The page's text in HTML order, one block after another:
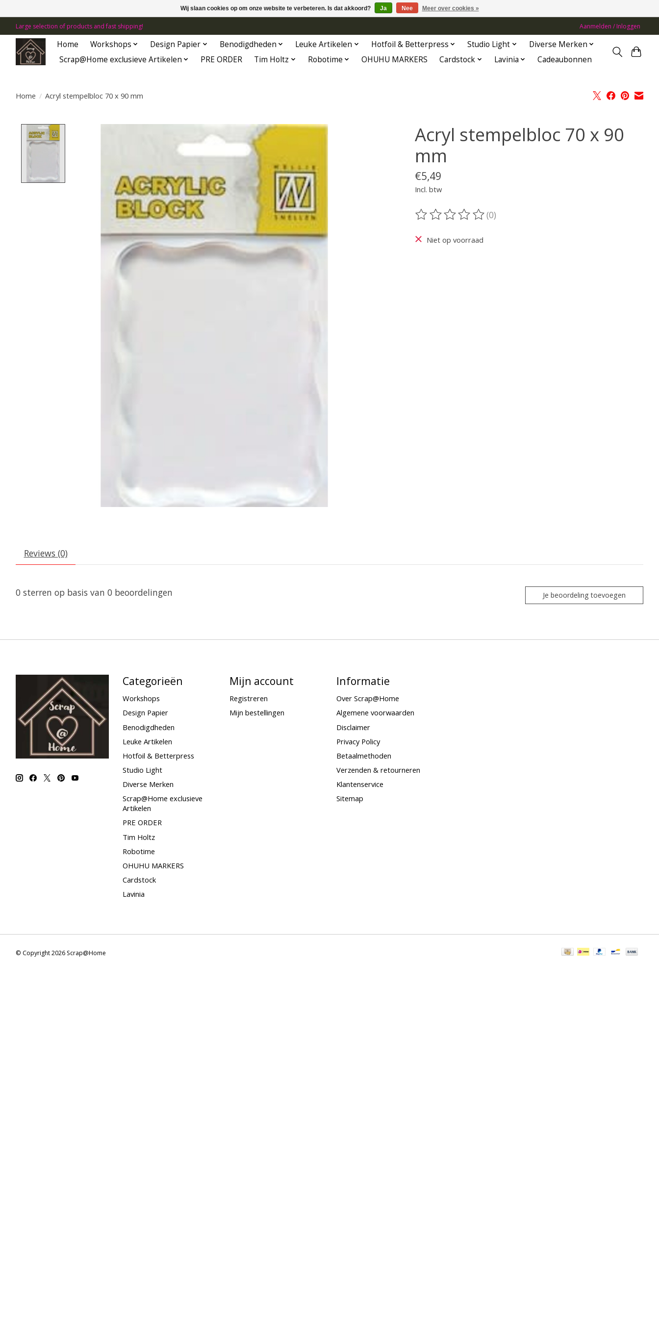
Large selection of products and fast shipping! Aanmelden / Inloggen
Home Workshops Design Papier Benodigdheden Leuke Artikelen Hotfoil & Betterpress Studio Light
Diverse Merken
Scrap@Home exclusieve Artikelen
PRE ORDER Tim Holtz Robotime OHUHU MARKERS Cardstock Lavinia Cadeaubonnen
Home / Acryl stempelbloc 70 x 90 mm
Acryl stempelbloc 70 x 90
mm
€5,49
Incl. btw
De beoordeling van dit product is
(0)
Niet op voorraad
Reviews (0)
0 sterren op basis van 0 beoordelingen Je beoordeling toevoegen
Categorieën
Workshops
Design Papier
Benodigdheden
Leuke Artikelen
Hotfoil & Betterpress
Studio Light
Diverse Merken
Scrap@Home exclusieve
Artikelen
PRE ORDER
Tim Holtz
Robotime
OHUHU MARKERS
Cardstock
Lavinia
Mijn account
Registreren
Mijn bestellingen
Informatie
Over Scrap@Home
Algemene voorwaarden
Disclaimer
Privacy Policy
Betaalmethoden
Verzenden & retourneren
Klantenservice
Sitemap
© Copyright 2026 Scrap@Home
Wij slaan cookies op om onze website te verbeteren. Is dat akkoord? Ja Nee Meer over cookies »